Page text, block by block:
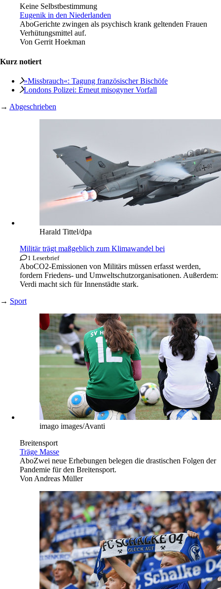
Artinun Prekmoung/PantherMedia/imago images
Verhütungsmittel auf.
Gerrit Hoekman
»Missbrauch«: Tagung französischer Bischöfe
Londons Polizei: Erneut misogyner Vorfall
Abgeschrieben
Harald Tittel/dpa
Militär trägt maßgeblich zum Klimawandel bei
1 Leserbrief
CO2-Emissionen von Militärs müssen erfasst werden,
fordern Friedens- und Umweltschutzorganisationen. Außerdem:
Verdi macht sich für Innenstädte stark.
Sport
imago images/Avanti
Breitensport
Träge Masse
Zwei neue Erhebungen belegen die drastischen Folgen der
Pandemie für den Breitensport.